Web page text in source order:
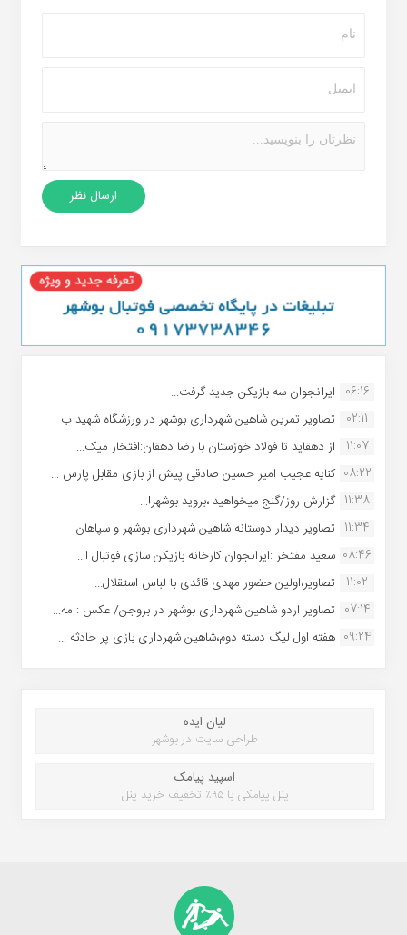
06:16 ایرانجوان سه بازیکن جدید گرفت...
02:11
تصاویر تمرین شاهین شهردارى بوشهر در ورزشگاه شهید ب...
11:07
از دهقاید تا فولاد خوزستان با رضا دهقان:افتخار میک...
08:22 کنایه عجیب امیر حسین صادقی پیش از بازی مقابل پارس ...
11:38 گزارش روز/گنج میخواهید ،بروید بوشهر!...
11:34 تصاویر دیدار دوستانه شاهین شهردارى بوشهر و سپاهان ...
08:46 سعید مفتخر :ایرانجوان کارخانه بازیکن سازی فوتبال ا...
11:02
تصاویر،اولین حضور مهدی قائدی با لباس استقلال...
07:14 تصاویر اردو شاهین شهرداری بوشهر در بروجن/ عکس : مه...
09:24 هفته اول لیگ دسته دوم،شاهین شهرداری بازی پر حادثه ...
لیان ایده
طراحی سایت در بوشهر
اسپید پیامک
پنل پیامکی با ۹۵٪ تخفیف خرید پنل